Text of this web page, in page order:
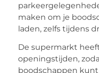
maken om je
laden, zelfs tijdens
De supermarkt
openingstijden,
boodschappen